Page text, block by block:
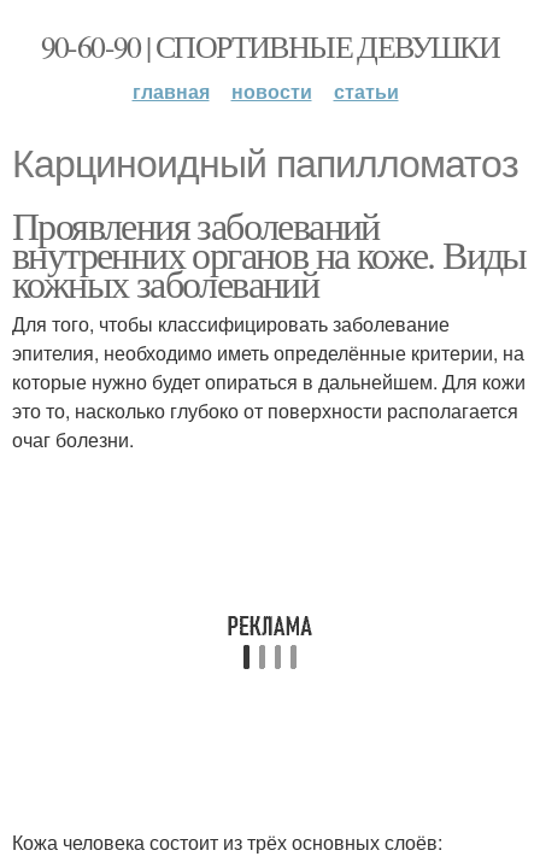
90-60-90 | СПОРТИВНЫЕ ДЕВУШКИ
главная новости статьи
Карциноидный папилломатоз
Проявления заболеваний
внутренних органов на коже. Виды
кожных заболеваний
Для того, чтобы классифицировать заболевание
эпителия, необходимо иметь определённые критерии, на
которые нужно будет опираться в дальнейшем. Для кожи
это то, насколько глубоко от поверхности располагается
очаг болезни.
Кожа человека состоит из трёх основных слоёв: